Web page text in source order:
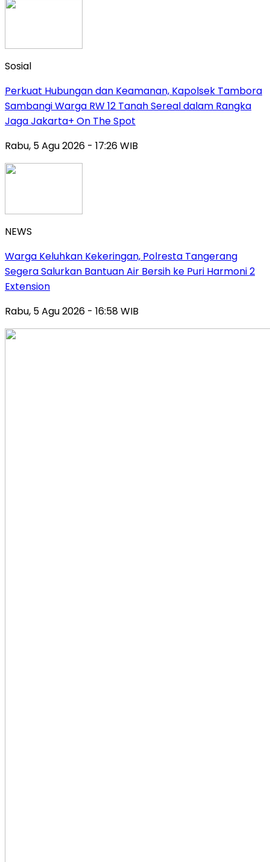
Sosial
Perkuat Hubungan dan Keamanan, Kapolsek Tambora
Sambangi Warga RW 12 Tanah Sereal dalam Rangka
Jaga Jakarta+ On The Spot
Rabu, 5 Agu 2026 - 17:26 WIB
NEWS
Warga Keluhkan Kekeringan, Polresta Tangerang
Segera Salurkan Bantuan Air Bersih ke Puri Harmoni 2
Extension
Rabu, 5 Agu 2026 - 16:58 WIB